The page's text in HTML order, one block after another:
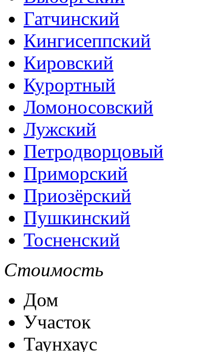
Гатчинский
Кингисеппский
Кировский
Курортный
Ломоносовский
Лужский
Петродворцовый
Приморский
Приозёрский
Пушкинский
Тосненский
Стоимость
Дом
Участок
Таунхаус